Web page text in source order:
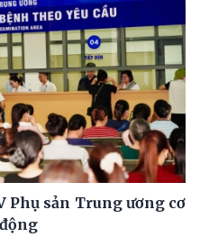
Phụ sản Trung ương cơ